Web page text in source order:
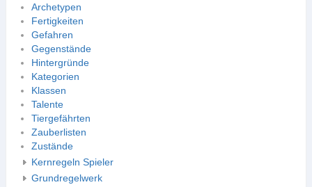
Archetypen
Fertigkeiten
Gefahren
Gegenstände
Hintergründe
Kategorien
Klassen
Talente
Tiergefährten
Zauberlisten
Zustände
Kernregeln Spieler
Grundregelwerk